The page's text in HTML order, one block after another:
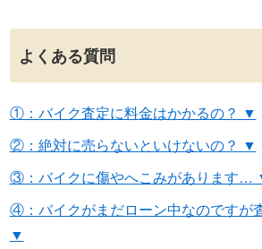
よくある質問
①：バイク査定に料金はかかるの？ ▼
②：絶対に売らないといけないの？ ▼
③：バイクに傷やへこみがあります…
④：バイクがまだローン中なのですが
▼